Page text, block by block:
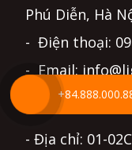
Phú Diễn, Hà
- Điện thoại:
- Email:
TP HỒ CHÍ MINH
- Địa chỉ: 01-